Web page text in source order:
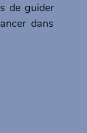
de guider
dans